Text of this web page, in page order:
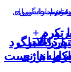
کالابرگ
بر عملکرد
انرژی
کرد +
با تورم
پرداخت
نیست